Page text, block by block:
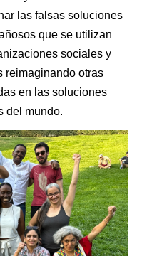
las falsas soluciones
que se utilizan
sociales y
reimaginando otras
en las soluciones
del mundo.